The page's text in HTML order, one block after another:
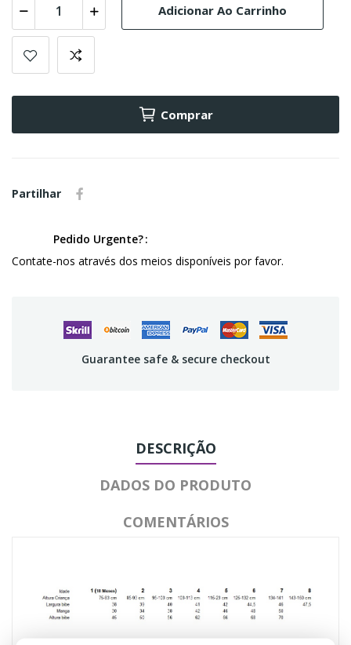
Adicionar Ao Carrinho
Comprar
Partilhar
Pedido Urgente?
Contate-nos através dos meios disponíveis por favor.
Guarantee safe & secure checkout
DESCRIÇÃO
DADOS DO PRODUTO
COMENTÁRIOS